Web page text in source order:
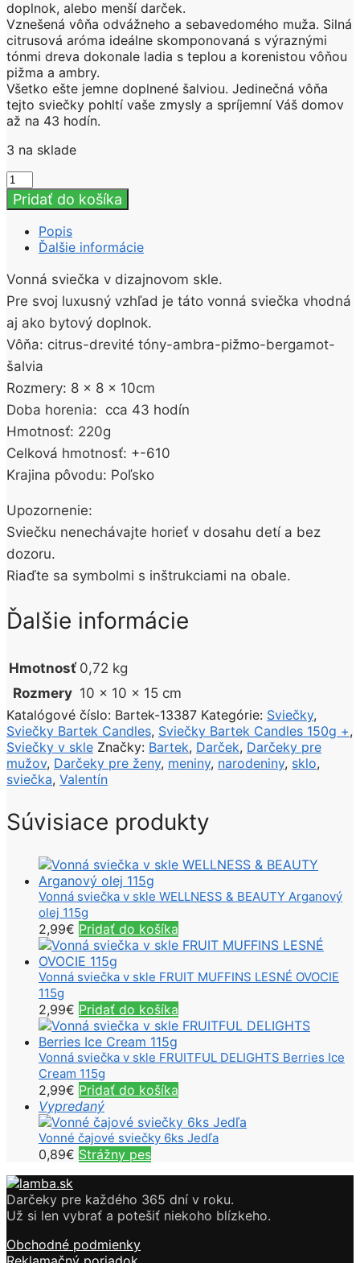
doplnok, alebo menší darček.
Vznešená vôňa odvážneho a sebavedomého muža. Silná
citrusová aróma ideálne skomponovaná s výraznými
tónmi dreva dokonale ladia s teplou a korenistou vôňou
pižma a ambry.
Všetko ešte jemne doplnené šalviou. Jedinečná vôňa
tejto sviečky pohltí vaše zmysly a spríjemní Váš domov
až na 43 hodín.
3 na sklade
množstvo
Luxusná
vonná
sviečka
Noir
Pre
Neho
220g
Pridať do košíka
Popis
Ďalšie informácie
Vonná sviečka v dizajnovom skle.
Pre svoj luxusný vzhľad je táto vonná sviečka vhodná
aj ako bytový doplnok.
Vôňa: citrus-drevité tóny-ambra-pižmo-bergamot-
šalvia
Rozmery: 8 x 8 x 10cm
Doba horenia: cca 43 hodín
Hmotnosť: 220g
Celková hmotnosť: +-610
Krajina pôvodu: Poľsko
Upozornenie:
Sviečku nenechávajte horieť v dosahu detí a bez
dozoru.
Riaďte sa symbolmi s inštrukciami na obale.
Ďalšie informácie
Hmotnosť 0,72 kg
Rozmery 10 × 10 × 15 cm
Katalógové číslo: Bartek-13387 Kategórie: Sviečky,
Sviečky Bartek Candles, Sviečky Bartek Candles 150g +,
Sviečky v skle Značky: Bartek, Darček, Darčeky pre
mužov, Darčeky pre ženy, meniny, narodeniny, sklo,
sviečka, Valentín
Súvisiace produkty
Vonná sviečka v skle WELLNESS & BEAUTY Arganový
olej 115g
2,99€ Pridať do košíka
Vonná sviečka v skle FRUIT MUFFINS LESNÉ OVOCIE
115g
2,99€ Pridať do košíka
Vonná sviečka v skle FRUITFUL DELIGHTS Berries Ice
Cream 115g
2,99€ Pridať do košíka
Vypredaný
Vonné čajové sviečky 6ks Jedľa
0,89€ Strážny pes
Darčeky pre každého 365 dní v roku.
Už si len vybrať a potešiť niekoho blízkeho.
Obchodné podmienky